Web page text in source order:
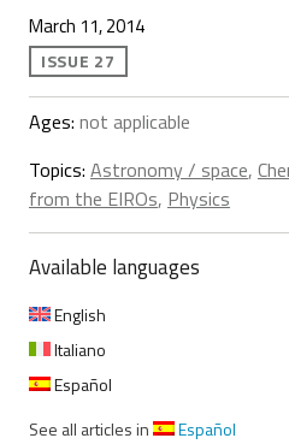
March 11, 2014
ISSUE 27
Ages: not applicable
Topics: Astronomy / space,
from the EIROs, Physics
Available languages
English
Italiano
Español
See all articles in
Español